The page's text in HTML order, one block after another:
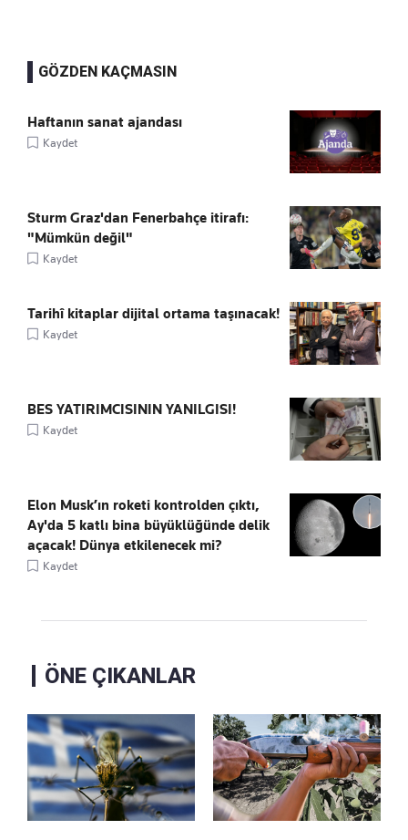
GÖZDEN KAÇMASIN
Haftanın sanat ajandası
Kaydet
Sturm Graz'dan Fenerbahçe itirafı:
"Mümkün değil"
Kaydet
Tarihî kitaplar dijital ortama taşınacak!
Kaydet
BES YATIRIMCISININ YANILGISI!
Kaydet
Elon Musk’ın roketi kontrolden çıktı,
Ay'da 5 katlı bina büyüklüğünde delik
açacak! Dünya etkilenecek mi?
Kaydet
ÖNE ÇIKANLAR